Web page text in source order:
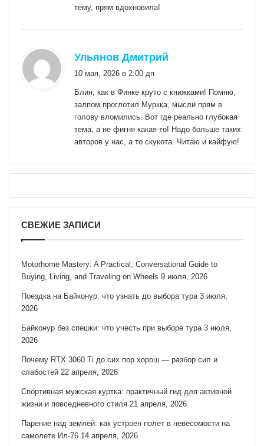
тему, прям вдохновила!
Ульянов Дмитрий
10 мая, 2026 в 2:00 дп
Блин, как в Финке круто с книжками! Помню,
залпом проглотил Муркка, мысли прям в
голову вломились. Вот где реально глубокая
тема, а не фигня какая-то! Надо больше таких
авторов у нас, а то скукота. Читаю и кайфую!
СВЕЖИЕ ЗАПИСИ
Motorhome Mastery: A Practical, Conversational Guide to
Buying, Living, and Traveling on Wheels 9 июля, 2026
Поездка на Байконур: что узнать до выбора тура 3 июля,
2026
Байконур без спешки: что учесть при выборе тура 3 июля,
2026
Почему RTX 3060 Ti до сих пор хорош — разбор сил и
слабостей 22 апреля, 2026
Спортивная мужская куртка: практичный гид для активной
жизни и повседневного стиля 21 апреля, 2026
Парение над землёй: как устроен полет в невесомости на
самолете Ил-76 14 апреля, 2026